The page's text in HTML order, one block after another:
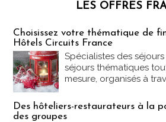
LES OFFRES
Choisissez votre thématique de
Hôtels Circuits France
Spécialistes des
séjours thématiques
mesure, organisés à
Des hôteliers-restaurateurs à la
des groupes